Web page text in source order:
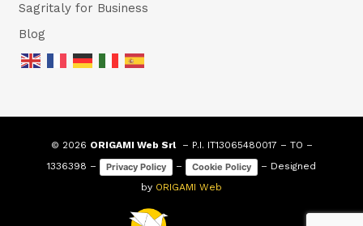
Sagritaly for Business
Blog
© 2026 ORIGAMI Web Srl– P.I. IT13065480017 – TO –
1336398 –
Privacy Policy – Cookie Policy
– Designed
by ORIGAMI Web